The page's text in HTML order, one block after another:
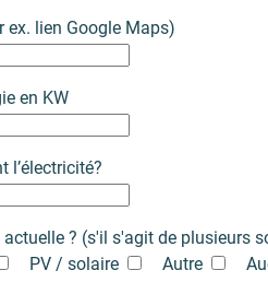
ex. lien Google Maps)
en KW
l’électricité?
? (s'il s'agit de plusieurs
PV / solaire Autre